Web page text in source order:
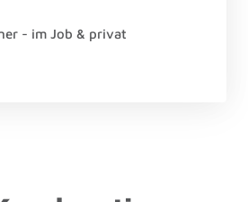
- im Job & privat